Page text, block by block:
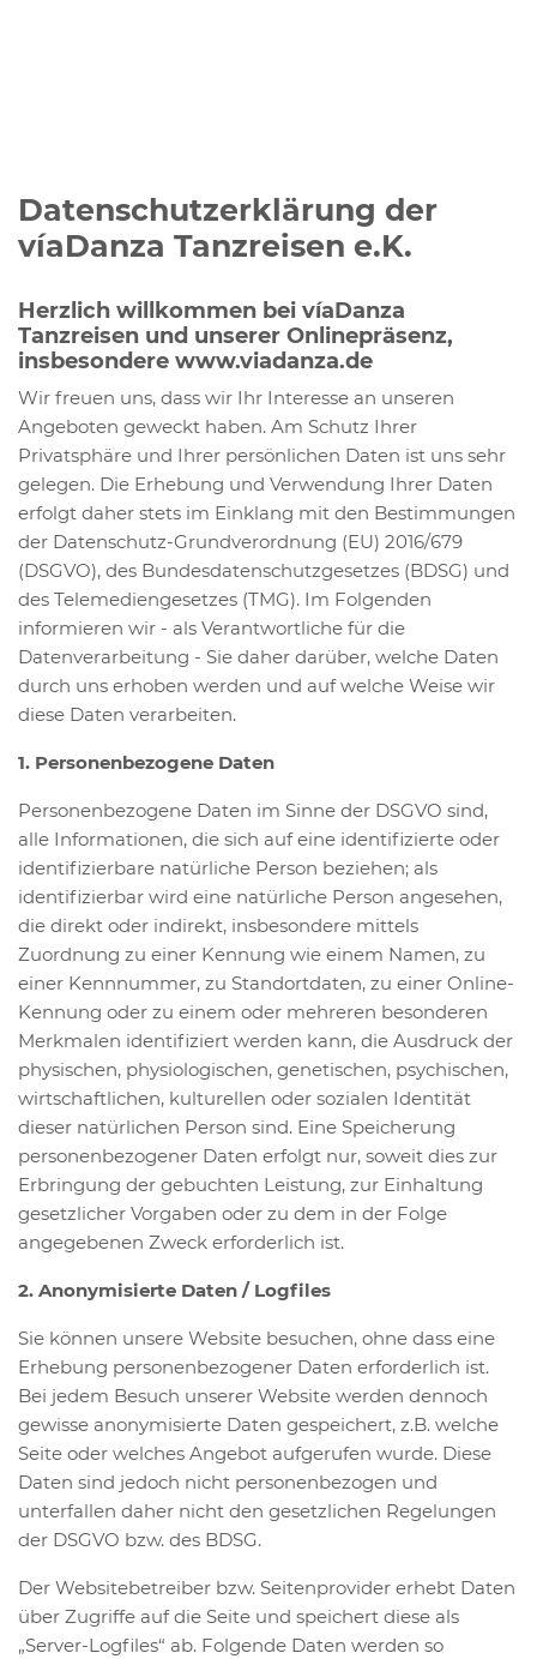
Datenschutzerklärung der
víaDanza Tanzreisen e.K.
Herzlich willkommen bei víaDanza
Tanzreisen und unserer Onlinepräsenz,
insbesondere www.viadanza.de
Wir freuen uns, dass wir Ihr Interesse an unseren
Angeboten geweckt haben. Am Schutz Ihrer
Privatsphäre und Ihrer persönlichen Daten ist uns sehr
gelegen. Die Erhebung und Verwendung Ihrer Daten
erfolgt daher stets im Einklang mit den Bestimmungen
der Datenschutz-Grundverordnung (EU) 2016/679
(DSGVO), des Bundesdatenschutzgesetzes (BDSG) und
des Telemediengesetzes (TMG). Im Folgenden
informieren wir - als Verantwortliche für die
Datenverarbeitung - Sie daher darüber, welche Daten
durch uns erhoben werden und auf welche Weise wir
diese Daten verarbeiten.
1. Personenbezogene Daten
Personenbezogene Daten im Sinne der DSGVO sind,
alle Informationen, die sich auf eine identifizierte oder
identifizierbare natürliche Person beziehen; als
identifizierbar wird eine natürliche Person angesehen,
die direkt oder indirekt, insbesondere mittels
Zuordnung zu einer Kennung wie einem Namen, zu
einer Kennnummer, zu Standortdaten, zu einer Online-
Kennung oder zu einem oder mehreren besonderen
Merkmalen identifiziert werden kann, die Ausdruck der
physischen, physiologischen, genetischen, psychischen,
wirtschaftlichen, kulturellen oder sozialen Identität
dieser natürlichen Person sind. Eine Speicherung
personenbezogener Daten erfolgt nur, soweit dies zur
Erbringung der gebuchten Leistung, zur Einhaltung
gesetzlicher Vorgaben oder zu dem in der Folge
angegebenen Zweck erforderlich ist.
2. Anonymisierte Daten / Logfiles
Sie können unsere Website besuchen, ohne dass eine
Erhebung personenbezogener Daten erforderlich ist.
Bei jedem Besuch unserer Website werden dennoch
gewisse anonymisierte Daten gespeichert, z.B. welche
Seite oder welches Angebot aufgerufen wurde. Diese
Daten sind jedoch nicht personenbezogen und
unterfallen daher nicht den gesetzlichen Regelungen
der DSGVO bzw. des BDSG.
Der Websitebetreiber bzw. Seitenprovider erhebt Daten
über Zugriffe auf die Seite und speichert diese als
„Server-Logfiles“ ab. Folgende Daten werden so